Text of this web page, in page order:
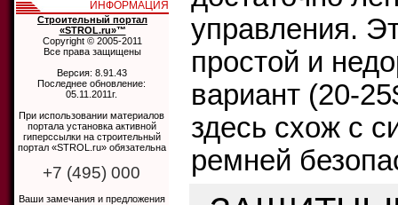
управления.
простой и
вариант (20-
здесь схож с
ремней
ИНФОРМАЦИЯ
Строительный портал
«STROL.ru»™
Copyright © 2005-2011
Все права защищены
Версия: 8.91.43
Последнее обновление:
05.11.2011г.
При использовании материалов
портала установка активной
гиперссылки на строительный
портал «STROL.ru» обязательна
+7 (495) 000
Ваши замечания и предложения